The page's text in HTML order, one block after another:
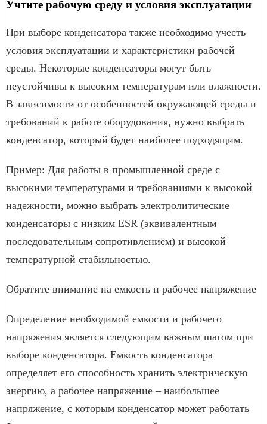
Учтите рабочую среду и условия эксплуатации
При выборе конденсатора также необходимо учесть
условия эксплуатации и характеристики рабочей
среды. Некоторые конденсаторы могут быть
неустойчивы к высоким температурам или влажности.
В зависимости от особенностей окружающей среды и
требований к работе оборудования, нужно выбрать
конденсатор, который будет наиболее подходящим.
Пример: Для работы в промышленной среде с
высокими температурами и требованиями к высокой
надежности, можно выбрать электролитические
конденсаторы с низким ESR (эквивалентным
последовательным сопротивлением) и высокой
температурной стабильностью.
Обратите внимание на емкость и рабочее напряжение
Определение необходимой емкости и рабочего
напряжения является следующим важным шагом при
выборе конденсатора. Емкость конденсатора
определяет его способность хранить электрическую
энергию, а рабочее напряжение – наибольшее
напряжение, с которым конденсатор может работать